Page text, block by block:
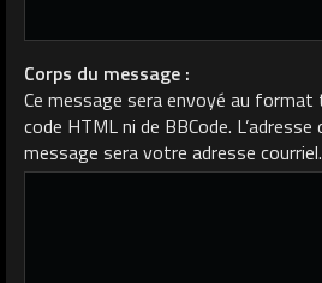
Corps du message :
Ce message sera envoyé au format
code HTML ni de BBCode. L’adresse
message sera votre adresse courriel.